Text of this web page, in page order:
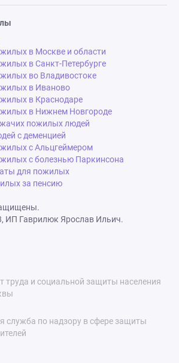
в Москве и области
в Санкт-Петербурге
во Владивостоке
в Иваново
в Краснодаре
в Нижнем Новгороде
пожилых людей
с деменцией
с Альцгеймером
с болезнью Паркинсона
для пожилых
за пенсию
ИП Гаврилюк Ярослав Ильич.
труда и социальной защиты населения
служба по надзору в сфере защиты